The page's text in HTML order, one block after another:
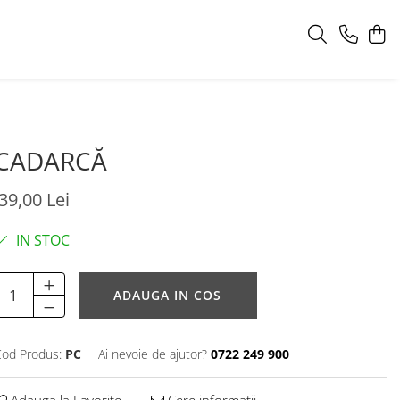
39,00 Lei
IN STOC
ADAUGA IN COS
Produs: PC Ai nevoie de ajutor? 0722 249 900